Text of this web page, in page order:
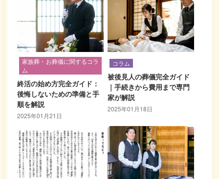
家族葬・お葬儀に関するコラ
ム
終活の始め方完全ガイド：
後悔しないための準備と手
順を解説
2025年01月21日
コラム
被後見人の葬儀完全ガイド
｜手続きから費用まで専門
家が解説
2025年01月18日